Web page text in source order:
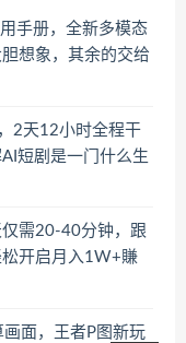
手册，全新多模态
想象，其余的交给
2天12小时全程干
短剧是一门什么生
需20-40分钟，跟
开启月入1W+賺
面，王者P图新玩